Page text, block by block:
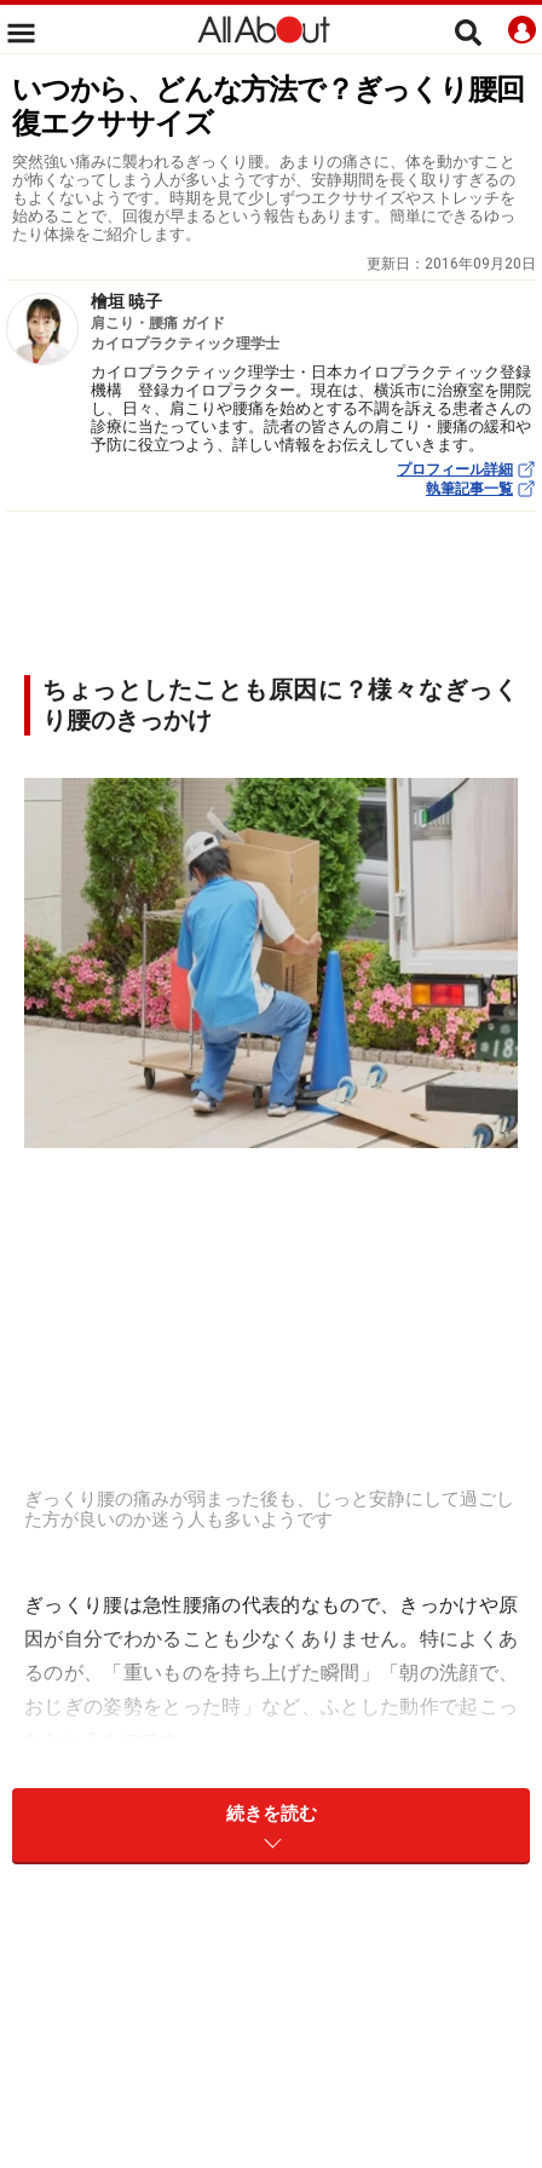
いつから、どんな方法で？ぎっくり腰回
復エクササイズ
突然強い痛みに襲われるぎっくり腰。あまりの痛さに、体を動かすこと
が怖くなってしまう人が多いようですが、安静期間を長く取りすぎるの
もよくないようです。時期を見て少しずつエクササイズやストレッチを
始めることで、回復が早まるという報告もあります。簡単にできるゆっ
たり体操をご紹介します。
更新日： 2016年09月20日
檜垣 暁子
肩こり・腰痛 ガイド
カイロプラクティック理学士
カイロプラクティック理学士・日本カイロプラクティック登録
機構 登録カイロプラクター。現在は、横浜市に治療室を開院
し、日々、肩こりや腰痛を始めとする不調を訴える患者さんの
診療に当たっています。読者の皆さんの肩こり・腰痛の緩和や
予防に役立つよう、詳しい情報をお伝えしていきます。
プロフィール詳細
執筆記事一覧
ちょっとしたことも原因に？様々なぎっく
り腰のきっかけ
ぎっくり腰の痛みが弱まった後も、じっと安静にして過ごし
た方が良いのか迷う人も多いようです
ぎっくり腰は急性腰痛の代表的なもので、きっかけや原
因が自分でわかることも少なくありません。特によくあ
るのが、「重いものを持ち上げた瞬間」「朝の洗顔で、
おじぎの姿勢をとった時」など、ふとした動作で起こっ
ぎっくり腰の前兆の有無にも個人差がみられますが、前
兆がある例としては「腰にずっと違和感があった」「数
続きを読む